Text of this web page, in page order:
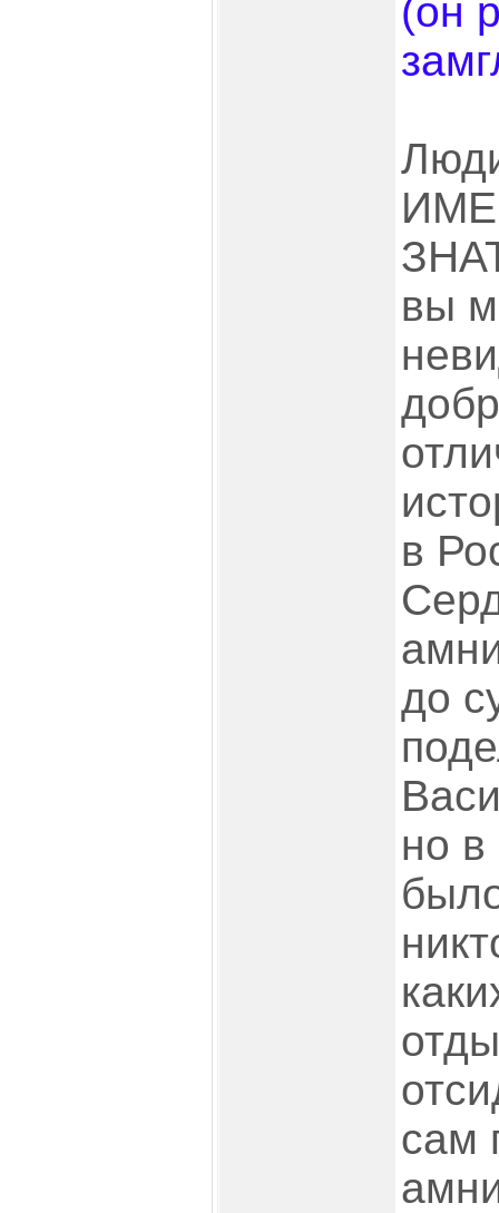
(он
вы
в
до
но в
сам